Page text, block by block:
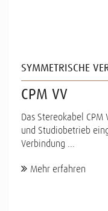
SYMMETRISCHE
CPM VV
Das Stereokabel
und Studiobetrieb
Verbindung ...
Mehr erfahren